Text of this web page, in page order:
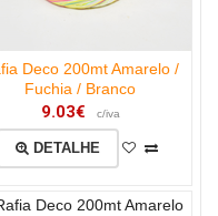
Deco 200mt Amarelo /
Fuchia / Branco
9.03€ c/iva
DETALHE